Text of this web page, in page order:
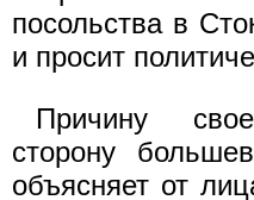
посольства в
и просит
Причину
сторону
объясняет от